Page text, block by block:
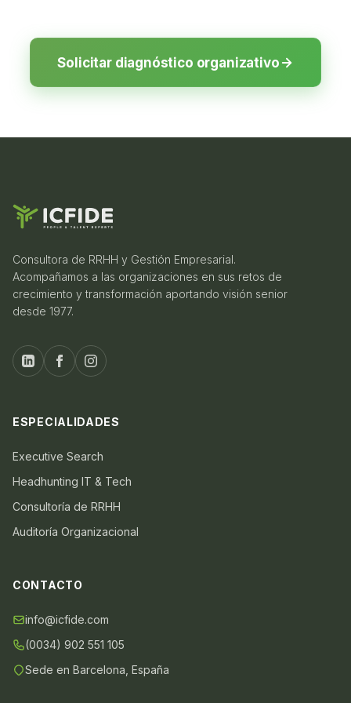
obligación de continuidad.
Solicitar diagnóstico organizativo
Consultora de RRHH y Gestión Empresarial.
Acompañamos a las organizaciones en sus retos de
crecimiento y transformación aportando visión senior
desde 1977.
ESPECIALIDADES
Executive Search
Headhunting IT & Tech
Consultoría de RRHH
Auditoría Organizacional
CONTACTO
info@icfide.com
(0034) 902 551 105
Sede en Barcelona, España